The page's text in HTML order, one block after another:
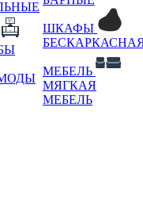
ШКАФЫ
МЕБЕЛЬ
МЯГКАЯ
МЕБЕЛЬ